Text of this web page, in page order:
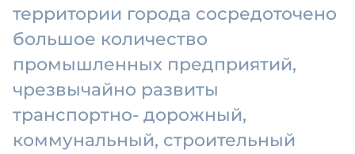
территории города сосредоточено
большое количество
промышленных предприятий,
чрезвычайно развиты
транспортно- дорожный,
коммунальный, строительный